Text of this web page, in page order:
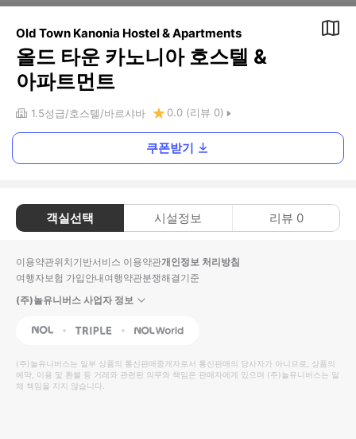
Old Town Kanonia Hostel & Apartments
올드 타운 카노니아 호스텔 &
아파트먼트
1.5성급 호스텔 바르샤바 0.0 (리뷰 0)
쿠폰받기
객실선택 시설정보 리뷰 0
이용약관위치기반서비스 이용약관개인정보 처리방침
여행자보험 가입안내여행약관분쟁해결기준
(주)놀유니버스 사업자 정보
NOL Triple Interpark Global
(주)놀유니버스는 일부 상품의 통신판매중개자로서 통신판매의 당사자가 아니므로, 상품의
예약, 이용 및 환불 등 거래와 관련된 의무와 책임은 판매자에게 있으며 (주)놀유니버스는 일
체 책임을 지지 않습니다.